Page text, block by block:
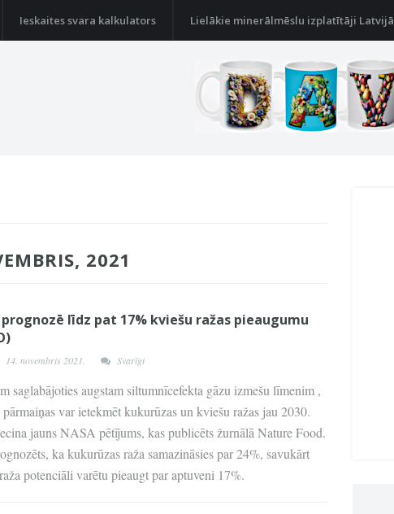
Ieskaites svara kalkulators Lielākie minerālmēslu izplatītāji Latvijā
2021
prognozē līdz pat 17% kviešu ražas pieaugumu
14. novembris 2021. Svarīgi
saglabājoties augstam siltumnīcefekta gāzu izmešu līmenim ,
var ietekmēt kukurūzas un kviešu ražas jau 2030.
jauns NASA pētījums, kas publicēts žurnālā Nature Food.
ka kukurūzas raža samazināsies par 24%, savukārt
potenciāli varētu pieaugt par aptuveni 17%.